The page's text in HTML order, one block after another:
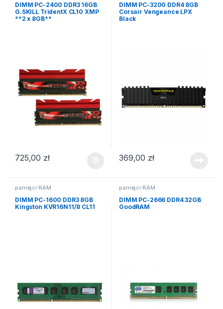
DIMM PC-2400 DDR3 16GB
G.SKILL TridentX CL10 XMP
**2 x 8GB**
725,00 zł
DIMM PC-3200 DDR4 8GB
Corsair Vengeance LPX
Black
369,00 zł
pamięci RAM
DIMM PC-1600 DDR3 8GB
Kingston KVR16N11/8 CL11
pamięci RAM
DIMM PC-2666 DDR4 32GB
GoodRAM